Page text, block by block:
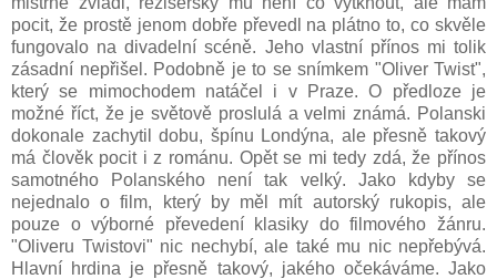
pocit, že prostě jenom dobře převedl na plátno to, co skvěle
fungovalo na divadelní scéně. Jeho vlastní přínos mi tolik
zásadní nepřišel. Podobně je to se snímkem "Oliver Twist",
který se mimochodem natáčel i v Praze. O předloze je
možné říct, že je světově proslulá a velmi známá. Polanski
dokonale zachytil dobu, špínu Londýna, ale přesně takový
má člověk pocit i z románu. Opět se mi tedy zdá, že přínos
samotného Polanského není tak velký. Jako kdyby se
nejednalo o film, který by měl mít autorský rukopis, ale
pouze o výborné převedení klasiky do filmového žánru.
"Oliveru Twistovi" nic nechybí, ale také mu nic nepřebývá.
Hlavní hrdina je přesně takový, jakého očekáváme. Jako